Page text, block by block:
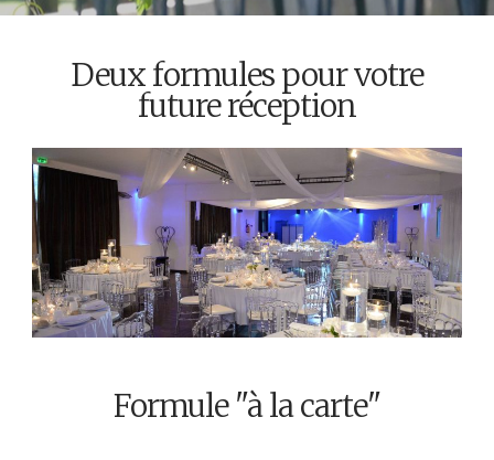
Deux formules pour votre
future réception
Formule "à la carte"